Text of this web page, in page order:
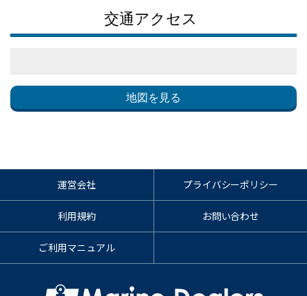
交通アクセス
地図を見る
運営会社 プライバシーポリシー
利用規約 お問い合わせ
ご利用マニュアル